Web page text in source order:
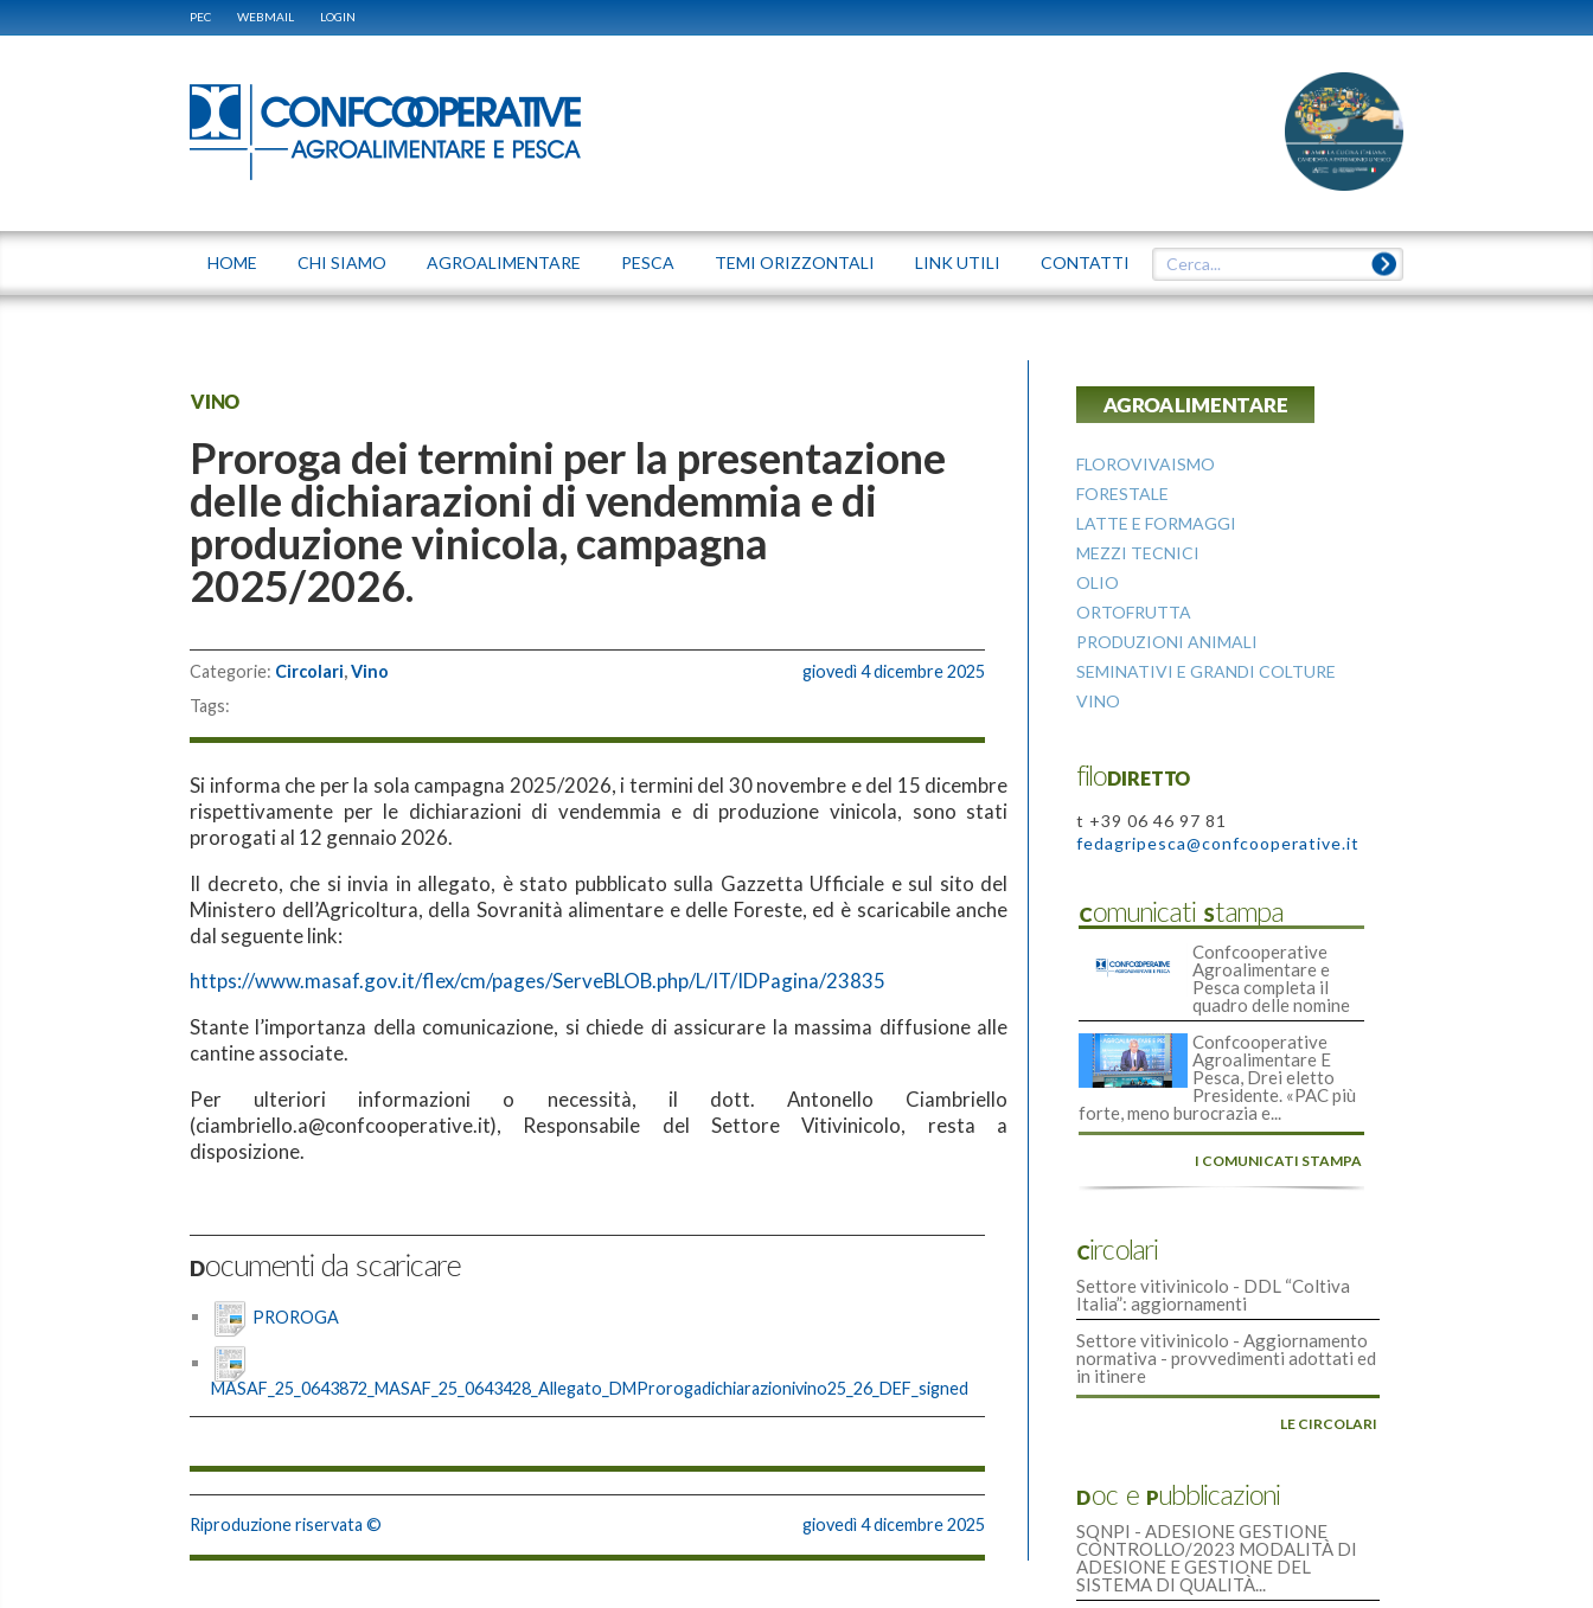
PEC WEBMAIL LOGIN
HOME CHI SIAMO AGROALIMENTARE PESCA TEMI ORIZZONTALI LINK UTILI CONTATTI
VINO
Proroga dei termini per la presentazione
delle dichiarazioni di vendemmia e di
produzione vinicola, campagna
2025/2026.
giovedì 4 dicembre 2025
Categorie: Circolari,Vino
Tags:
Si informa che per la sola campagna 2025/2026, i termini del 30 novembre e del 15 dicembre
rispettivamente per le dichiarazioni di vendemmia e di produzione vinicola, sono stati
prorogati al 12 gennaio 2026.
Il decreto, che si invia in allegato, è stato pubblicato sulla Gazzetta Ufficiale e sul sito del
Ministero dell’Agricoltura, della Sovranità alimentare e delle Foreste, ed è scaricabile anche
dal seguente link:
https://www.masaf.gov.it/flex/cm/pages/ServeBLOB.php/L/IT/IDPagina/23835
Stante l’importanza della comunicazione, si chiede di assicurare la massima diffusione alle
cantine associate.
Per ulteriori informazioni o necessità, il dott. Antonello Ciambriello
(ciambriello.a@confcooperative.it), Responsabile del Settore Vitivinicolo, resta a
disposizione.
Documenti da scaricare
PROROGA
MASAF_25_0643872_MASAF_25_0643428_Allegato_DMProrogadichiarazionivino25_26_DEF_signed
Riproduzione riservata © giovedì 4 dicembre 2025
AGROALIMENTARE
FLOROVIVAISMO
FORESTALE
LATTE E FORMAGGI
MEZZI TECNICI
OLIO
ORTOFRUTTA
PRODUZIONI ANIMALI
SEMINATIVI E GRANDI COLTURE
VINO
filoDIRETTO
t +39 06 46 97 81
fedagripesca@confcooperative.it
Comunicati Stampa
Confcooperative
Agroalimentare e
Pesca completa il
quadro delle nomine
Confcooperative
Agroalimentare E
Pesca, Drei eletto
Presidente. «PAC più
forte, meno burocrazia e...
I COMUNICATI STAMPA
Circolari
Settore vitivinicolo - DDL “Coltiva
Italia”: aggiornamenti
Settore vitivinicolo - Aggiornamento
normativa - provvedimenti adottati ed
in itinere
LE CIRCOLARI
Doc e Pubblicazioni
SQNPI - ADESIONE GESTIONE
CONTROLLO/2023 MODALITÀ DI
ADESIONE E GESTIONE DEL
SISTEMA DI QUALITÀ...